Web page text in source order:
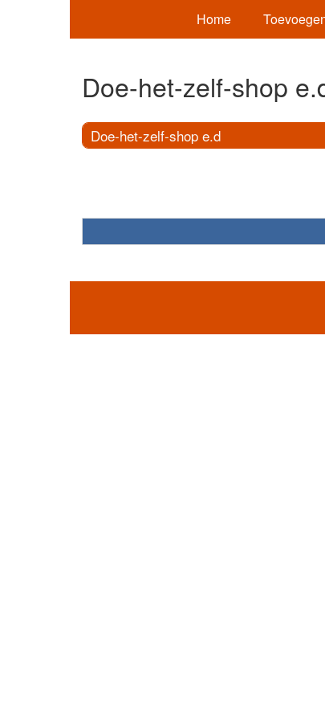
Home
Doe-het-zelf-shop
Doe-het-zelf-shop e.d